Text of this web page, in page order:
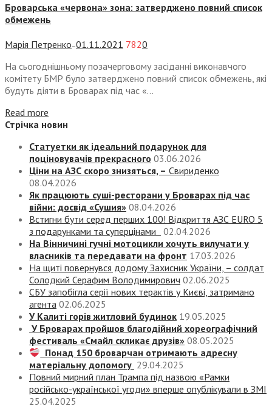
Броварська «червона» зона: затверджено повний список
обмежень
Марія Петренко —01.11.2021 7820
На сьогоднішньому позачерговому засіданні виконавчого
комітету БМР було затверджено повний список обмежень, які
будуть діяти в Броварах під час «...
Read more
Стрічка новин
Статуетки як ідеальний подарунок для
поціновувачів прекрасного 03.06.2026
Ціни на АЗС скоро знизяться, – Свириденко
08.04.2026
Як працюють суші-ресторани у Броварах під час
війни: досвід «Сушия» 08.04.2026
Встигни бути серед перших 100! Відкриття АЗС EURO 5
з подарунками та суперцінами
02.04.2026
На Вінничині гучні мотоцикли хочуть вилучати у
власників та передавати на фронт 17.03.2026
На щиті повернувся додому Захисник України, – солдат
Солодкий Серафим Володимирович 02.06.2025
СБУ запобігла серії нових терактів у Києві, затримано
агента 02.06.2025
У Калиті горів житловий будинок 19.05.2025
У Броварах пройшов благодійний хореографічний
фестиваль «Смайл скликає друзів» 08.05.2025
Понад 150 броварчан отримають адресну
матеріальну допомогу 29.04.2025
Повний мирний план Трампа під назвою «‎Рамки
російсько-української угоди» вперше опублікували в ЗМІ
25.04.2025